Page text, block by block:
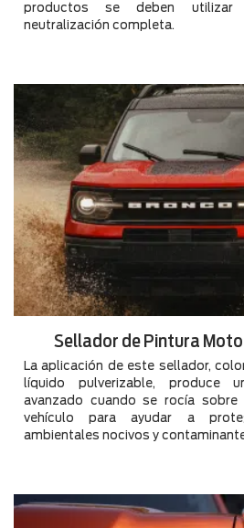
productos se deben utilizar
neutralización completa.
Sellador de Pintura
La aplicación de este sellador,
líquido pulverizable, produce
avanzado cuando se rocía
vehículo para ayudar a
ambientales nocivos y